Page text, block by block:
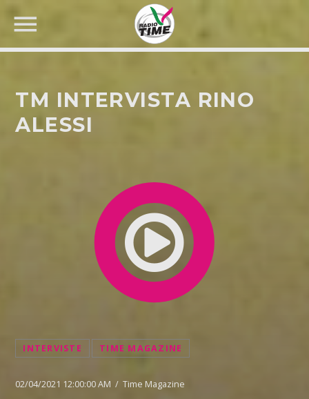
TM INTERVISTA RINO
ALESSI
INTERVISTE TIME MAGAZINE
02/04/2021 12:00:00 AM / Time Magazine